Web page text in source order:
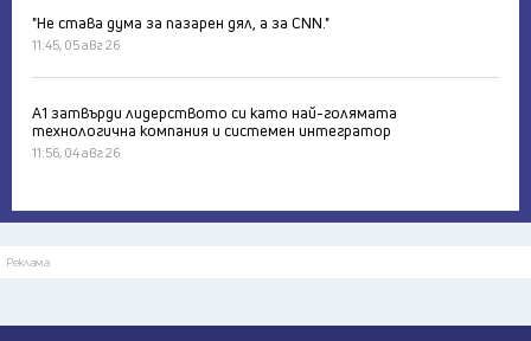
"Не става дума за пазарен дял, а за CNN."
11:45, 05 авг 26
А1 затвърди лидерството си като най-голямата
технологична компания и системен интегратор
11:56, 04 авг 26
Реклама